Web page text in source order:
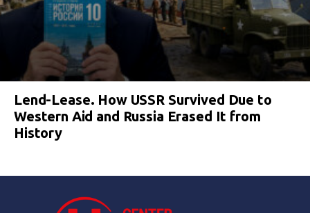
Lend-Lease. How USSR Survived Due to
Western Aid and Russia Erased It from
History